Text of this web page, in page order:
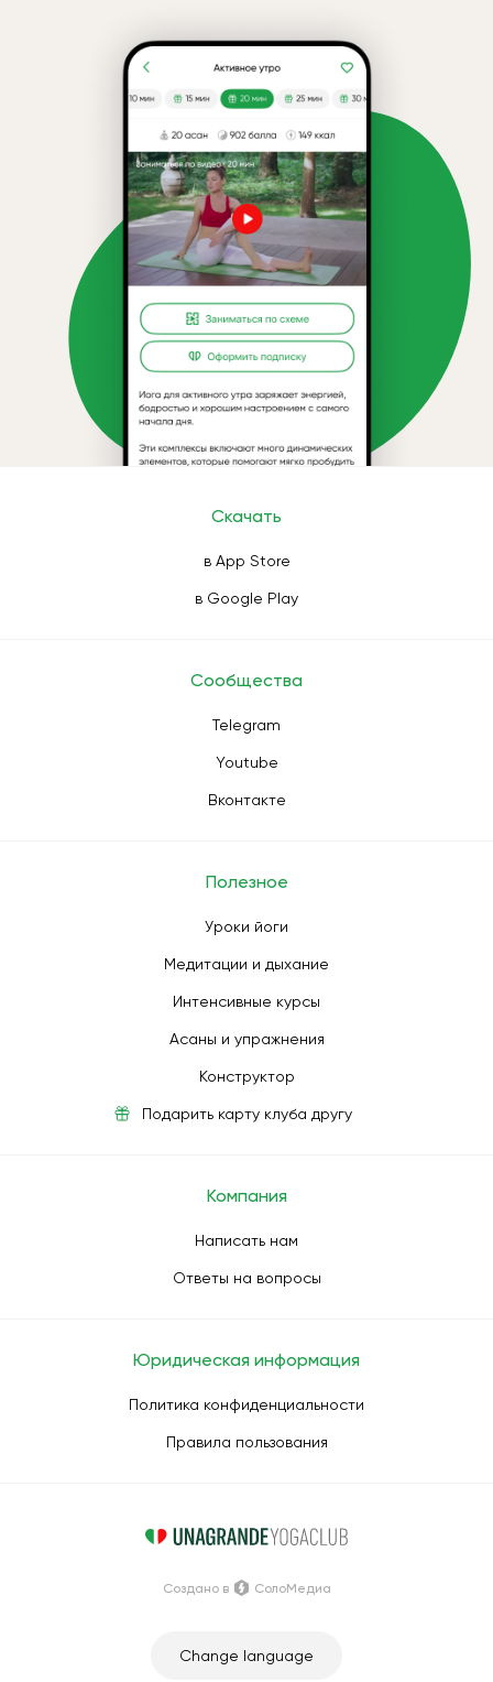
Скачать
в App Store
в Google Play
Сообщества
Telegram
Youtube
Вконтакте
Полезное
Уроки йоги
Медитации и дыхание
Интенсивные курсы
Асаны и упражнения
Конструктор
Подарить карту клуба другу
Компания
Написать нам
Ответы на вопросы
Юридическая информация
Политика конфиденциальности
Правила пользования
Change language
Создано в СолоМедиа